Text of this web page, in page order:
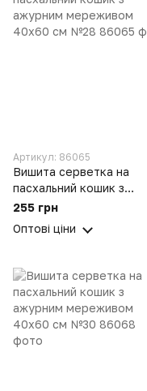
Артикул: 86065
Вишита серветка на
пасхальний кошик з
ажурним мереживом
255 грн
Оптові ціни